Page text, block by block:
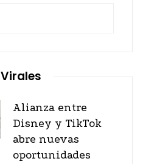
Virales
Alianza entre
Disney y TikTok
abre nuevas
oportunidades